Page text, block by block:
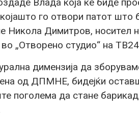
Влада која ќе биде
го отвори патот што
Никола Димитров, носител
„Отворено студио“ на
димензија да
од ДПМНЕ, бидејќи
поголема да стане